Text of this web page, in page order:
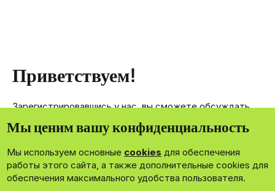
Приветствуем!
Зарегистрировавшись у нас, вы сможете обсуждать,
членам нашего сообщества.
Зарегистрироваться сейчас!
Мы ценим вашу конфиденциальность
Мы используем основные cookies для обеспечения
работы этого сайта, а также дополнительные cookies для
обеспечения максимального удобства пользователя.